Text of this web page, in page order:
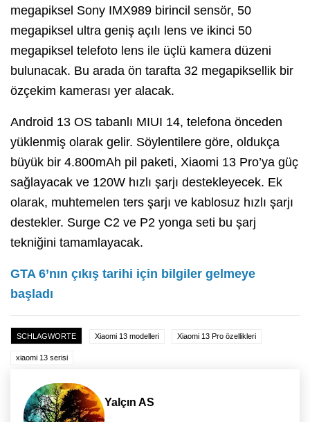
megapiksel Sony IMX989 birincil sensör, 50
megapiksel ultra geniş açılı lens ve ikinci 50
megapiksel telefoto lens ile üçlü kamera düzeni
bulunacak. Bu arada ön tarafta 32 megapiksellik bir
özçekim kamerası yer alacak.
Android 13 OS tabanlı MIUI 14, telefona önceden
yüklenmiş olarak gelir. Söylentilere göre, oldukça
büyük bir 4.800mAh pil paketi, Xiaomi 13 Pro’ya güç
sağlayacak ve 120W hızlı şarjı destekleyecek. Ek
olarak, muhtemelen ters şarjı ve kablosuz hızlı şarjı
destekler. Surge C2 ve P2 yonga seti bu şarj
tekniğini tamamlayacak.
GTA 6’nın çıkış tarihi için bilgiler gelmeye
başladı
SCHLAGWORTE Xiaomi 13 modelleri Xiaomi 13 Pro özellikleri
xiaomi 13 serisi
Yalçın AS